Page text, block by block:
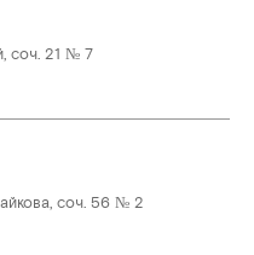
соч. 21 № 7
соч. 56 № 2